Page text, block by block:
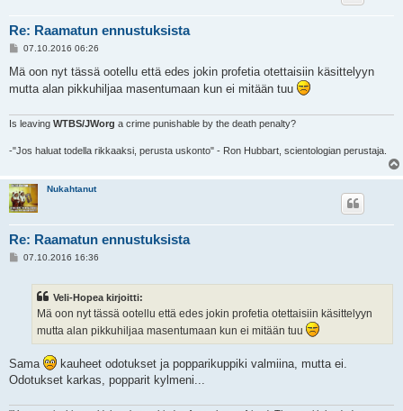
Re: Raamatun ennustuksista
V
e
t
07.10.2016 06:26
Mä oon nyt tässä ootellu että edes jokin profetia otettaisiin käsittelyyn
mutta alan pikkuhiljaa masentumaan kun ei mitään tuu
Is leaving WTBS/JWorg a crime punishable by the death penalty?
-"Jos haluat todella rikkaaksi, perusta uskonto" - Ron Hubbart, scientologian perustaja.
Nukahtanut
Re: Raamatun ennustuksista
V07.10.2016 16:36
Veli-Hopea kirjoitti:
Mä oon nyt tässä ootellu että edes jokin profetia otettaisiin käsittelyyn
mutta alan pikkuhiljaa masentumaan kun ei mitään tuu
Sama
kauheet odotukset ja popparikuppiki valmiina, mutta ei.
Odotukset karkas, popparit kylmeni...